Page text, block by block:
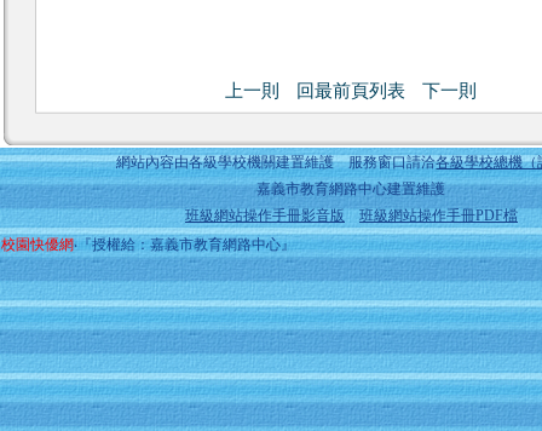
上一則 回最前頁列表 下一則
網站內容由各級學校機關建置維護 服務窗口請洽各級學校總機（
嘉義市教育網路中心建置維護
班級網站操作手冊影音版
班級網站操作手冊PDF檔
校園快優網‧『授權給：嘉義市教育網路中心』